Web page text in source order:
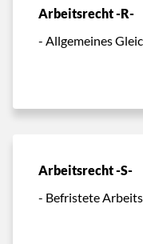
Arbeitsrecht -R-
- Allgemeines
Arbeitsrecht -S-
- Befristete